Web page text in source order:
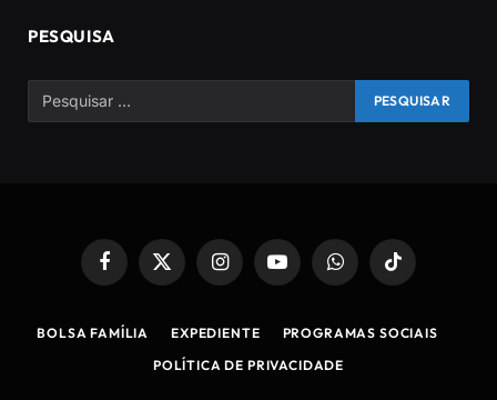
PESQUISA
Facebook
X
(Twitter)
InstagramYouTubeWhatsAppTikTok
BOLSA FAMÍLIA EXPEDIENTE
PROGRAMAS SOCIAIS
POLÍTICA DE PRIVACIDADE